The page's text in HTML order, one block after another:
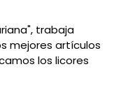
trabaja
mejores artículos
los licores